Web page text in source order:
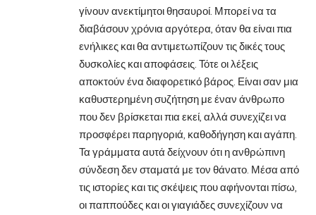
γίνουν ανεκτίμητοι θησαυροί. Μπορεί να τα
διαβάσουν χρόνια αργότερα, όταν θα είναι πια
ενήλικες και θα αντιμετωπίζουν τις δικές τους
δυσκολίες και αποφάσεις. Τότε οι λέξεις
αποκτούν ένα διαφορετικό βάρος. Είναι σαν μια
καθυστερημένη συζήτηση με έναν άνθρωπο
που δεν βρίσκεται πια εκεί, αλλά συνεχίζει να
προσφέρει παρηγοριά, καθοδήγηση και αγάπη.
Τα γράμματα αυτά δείχνουν ότι η ανθρώπινη
σύνδεση δεν σταματά με τον θάνατο. Μέσα από
τις ιστορίες και τις σκέψεις που αφήνονται πίσω,
οι παππούδες και οι γιαγιάδες συνεχίζουν να